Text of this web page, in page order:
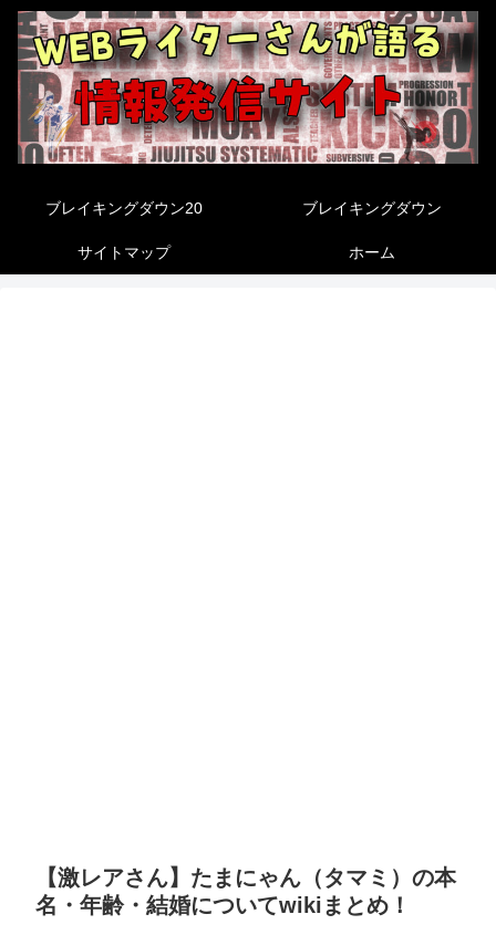
ブレイキングダウン20 ブレイキングダウン
サイトマップ ホーム
【激レアさん】たまにゃん（タマミ）の本
名・年齢・結婚についてwikiまとめ！